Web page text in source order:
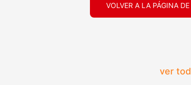
VOLVER A LA PÁGINA
ver